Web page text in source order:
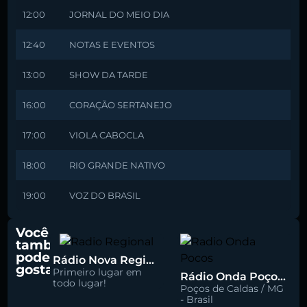
12:00 JORNAL DO MEIO DIA
12:40 NOTAS E EVENTOS
13:00 SHOW DA TARDE
16:00 CORAÇÃO SERTANEJO
17:00 VIOLA CABOCLA
18:00 RIO GRANDE NATIVO
19:00 VOZ DO BRASIL
Você
também
pode
gostar
Rádio Nova Regional 91.5 FM
Primeiro lugar em
todo lugar!
Rádio Onda Poços 96.7 FM
Poços de Caldas / MG
- Brasil